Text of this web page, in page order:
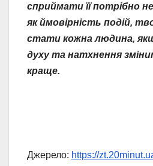
сприймати її потрібно
як ймовірність подій,
стати кожна людина,
духу та натхнення
краще.
Джерело: https://